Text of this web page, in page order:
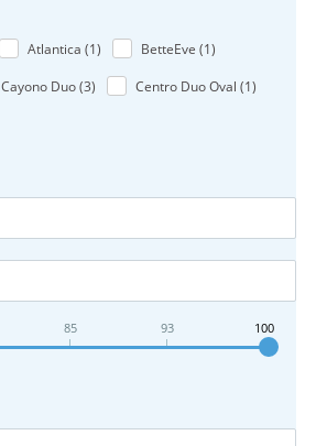
Atlantica (1) BetteEve (1)
Cayono Duo (3) Centro Duo Oval (1)
85 93 100